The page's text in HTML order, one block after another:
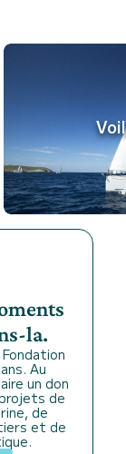
la.
Au
un don
de
de
et de